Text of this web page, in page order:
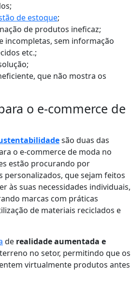
de estoque;
de produtos ineficaz;
incompletas, sem informação
etc.;
que não mostra os
o e-commerce de
são duas das
o e-commerce de moda no
estão procurando por
personalizados, que sejam feitos
às suas necessidades individuais,
marcas com práticas
de materiais reciclados e
de realidade aumentada e
no setor, permitindo que os
virtualmente produtos antes